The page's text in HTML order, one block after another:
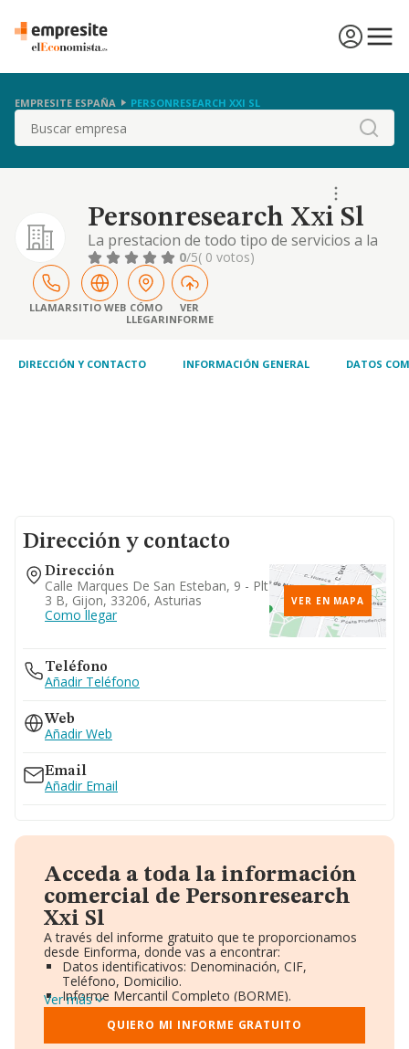
EMPRESITE ESPAÑA PERSONRESEARCH XXI SL
Buscar
Personresearch Xxi Sl
La prestacion de todo tipo de servicios a la
pequena, mediana y gran empresa, a todo
tipo de organismos e instituciones privadas
o publicas, estatales, autonomicas,
provinciales o locales, en especial de
asesoramiento, c
0/5( 0 votos)
LLAMARSITIO WEB CÓMO
LLEGAR
VER
INFORME
DIRECCIÓN Y CONTACTO INFORMACIÓN GENERAL DATOS
Dirección y contacto
Dirección
Calle Marques De San Esteban, 9 - Plt
3 B, Gijon, 33206, Asturias
Como llegar
VER EN MAPA
Teléfono
Añadir Teléfono
Web
Añadir Web
Email
Añadir Email
Acceda a toda la información
comercial de Personresearch
Xxi Sl
A través del informe gratuito que te proporcionamos
desde Einforma, donde vas a encontrar:
Datos identificativos: Denominación, CIF,
Teléfono, Domicilio.
Informe Mercantil Completo (BORME).
Gráficos de Evolución Ventas y Empleados.
Consejo de Administración y Administradores.
Directivos y Ejecutivos.
Ver más
QUIERO MI INFORME GRATUITO